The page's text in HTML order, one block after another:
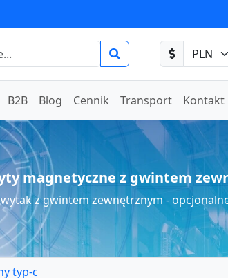
B2B Blog Cennik Transport Kontakt
magnetyczne z gwintem
z gwintem zewnętrznym -
typ-c